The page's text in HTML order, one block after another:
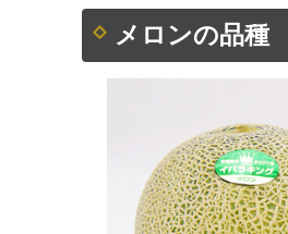
メロンの品種